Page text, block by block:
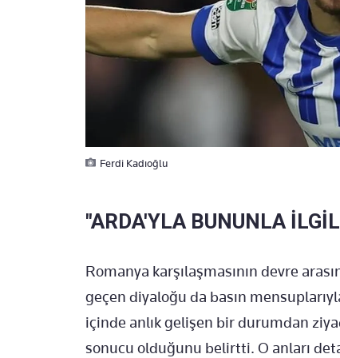
Ferdi Kadıoğlu
"ARDA'YLA BUNUNLA
Romanya karşılaşmasının devre
geçen diyaloğu da basın
içinde anlık gelişen bir durumdan
sonucu olduğunu belirtti. O anları